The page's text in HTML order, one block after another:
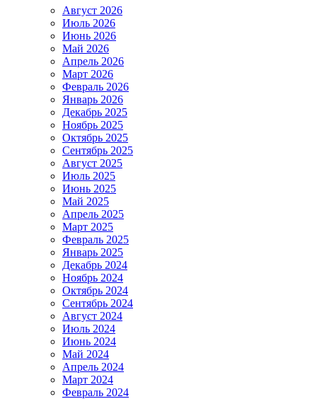
Август 2026
Июль 2026
Июнь 2026
Май 2026
Апрель 2026
Март 2026
Февраль 2026
Январь 2026
Декабрь 2025
Ноябрь 2025
Октябрь 2025
Сентябрь 2025
Август 2025
Июль 2025
Июнь 2025
Май 2025
Апрель 2025
Март 2025
Февраль 2025
Январь 2025
Декабрь 2024
Ноябрь 2024
Октябрь 2024
Сентябрь 2024
Август 2024
Июль 2024
Июнь 2024
Май 2024
Апрель 2024
Март 2024
Февраль 2024